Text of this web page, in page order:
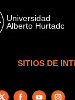
SITIOS DE